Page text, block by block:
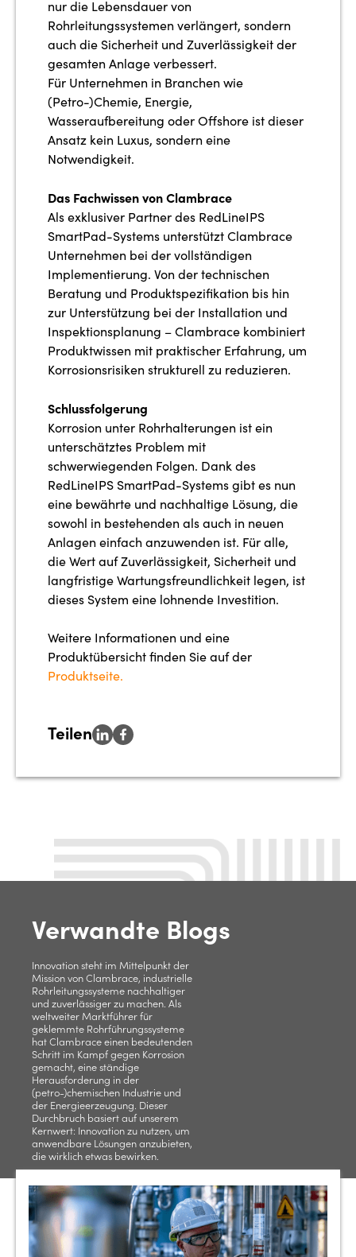
nur die Lebensdauer von
Rohrleitungssystemen verlängert, sondern
auch die Sicherheit und Zuverlässigkeit der
gesamten Anlage verbessert.
Für Unternehmen in Branchen wie
(Petro-)Chemie, Energie,
Wasseraufbereitung oder Offshore ist dieser
Ansatz kein Luxus, sondern eine
Notwendigkeit.
Das Fachwissen von Clambrace
Als exklusiver Partner des RedLineIPS
SmartPad-Systems unterstützt Clambrace
Unternehmen bei der vollständigen
Implementierung. Von der technischen
Beratung und Produktspezifikation bis hin
zur Unterstützung bei der Installation und
Inspektionsplanung – Clambrace kombiniert
Produktwissen mit praktischer Erfahrung, um
Korrosionsrisiken strukturell zu reduzieren.
Schlussfolgerung
Korrosion unter Rohrhalterungen ist ein
unterschätztes Problem mit
schwerwiegenden Folgen. Dank des
RedLineIPS SmartPad-Systems gibt es nun
eine bewährte und nachhaltige Lösung, die
sowohl in bestehenden als auch in neuen
Anlagen einfach anzuwenden ist. Für alle,
die Wert auf Zuverlässigkeit, Sicherheit und
langfristige Wartungsfreundlichkeit legen, ist
dieses System eine lohnende Investition.
Weitere Informationen und eine
Produktübersicht finden Sie auf der
Produktseite.
Teilen
Verwandte Blogs
Innovation steht im Mittelpunkt der
Mission von Clambrace, industrielle
Rohrleitungssysteme nachhaltiger
und zuverlässiger zu machen. Als
weltweiter Marktführer für
geklemmte Rohrführungssysteme
hat Clambrace einen bedeutenden
Schritt im Kampf gegen Korrosion
gemacht, eine ständige
Herausforderung in der
(petro-)chemischen Industrie und
der Energieerzeugung. Dieser
Durchbruch basiert auf unserem
Kernwert: Innovation zu nutzen, um
anwendbare Lösungen anzubieten,
die wirklich etwas bewirken.